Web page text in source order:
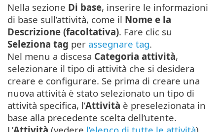
Nella sezione Di base, inserire le informazioni
di base sull’attività, come il Nome e la
Descrizione (facoltativa). Fare clic su
Seleziona tag per assegnare tag.
Nel menu a discesa Categoria attività,
selezionare il tipo di attività che si desidera
creare e configurare. Se prima di creare una
nuova attività è stato selezionato un tipo di
attività specifica, l’Attività è preselezionata in
base alla precedente scelta dell’utente.